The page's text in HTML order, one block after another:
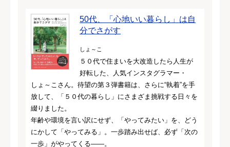
50代、「心地いい暮らし」は自
分でさがす
しょ～こ
５０代で住まいを大改造したら人生が
好転した、人気インスタグラマー・
しょ～こさん。待望の第３弾書籍は、さらに“執着”を手
放して、「５０代の暮らし」にさまざま挑戦する日々を
綴りました。
年齢や環境を言い訳にせず、「やってみたい」を、どう
にかして「やってみる」。一歩踏み出せば、必ず「次の
一歩」がやってくる――。